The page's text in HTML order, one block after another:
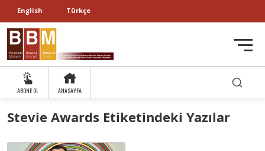
English Türkçe
ABONE OL ANASAYFA
Stevie Awards Etiketindeki Yazılar